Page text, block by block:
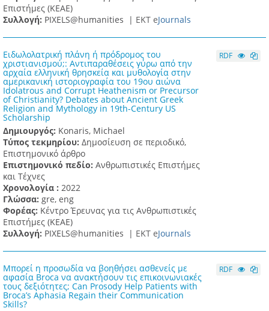
Επιστήμες (ΚΕΑΕ)
Συλλογή: PIXELS@humanities | ΕΚΤ eJournals
Ειδωλολατρική πλάνη ή πρόδρομος του
χριστιανισμού;: Αντιπαραθέσεις γύρω από την
αρχαία ελληνική θρησκεία και μυθολογία στην
αμερικανική ιστοριογραφία του 19ου αιώνα
Idolatrous and Corrupt Heathenism or Precursor
of Christianity? Debates about Ancient Greek
Religion and Mythology in 19th-Century US
Scholarship
Δημιουργός: Konaris, Michael
Τύπος τεκμηρίου: Δημοσίευση σε περιοδικό,
Επιστημονικό άρθρο
Επιστημονικό πεδίο: Ανθρωπιστικές Επιστήμες
και Τέχνες
Χρονολογία : 2022
Γλώσσα: gre, eng
Φορέας: Κέντρο Έρευνας για τις Ανθρωπιστικές
Επιστήμες (ΚΕΑΕ)
Συλλογή: PIXELS@humanities | ΕΚΤ eJournals
RDF
Μπορεί η προσωδία να βοηθήσει ασθενείς με
αφασία Broca να ανακτήσουν τις επικοινωνιακές
τους δεξιότητες; Can Prosody Help Patients with
Broca’s Aphasia Regain their Communication
Skills?
RDF